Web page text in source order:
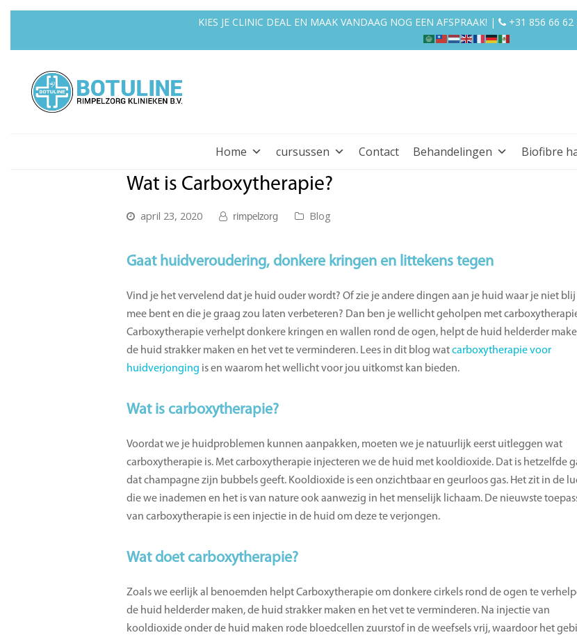
KIES JE CLINIC DEAL EN MAAK VANDAAG NOG EEN AFSPRAAK! | +31 856 66 62
Home cursussen Contact Behandelingen Biofibre
Wat is Carboxytherapie?
april 23, 2020 rimpelzorg Blog
Gaat huidveroudering, donkere kringen en littekens tegen
Vind je het vervelend dat je huid ouder wordt? Of zie je andere dingen aan je huid waar je niet blij
mee bent en die je graag zou laten verbeteren? Dan ben je wellicht geholpen met
Carboxytherapie verhelpt donkere kringen en wallen rond de ogen, helpt de huid helderder
de huid strakker maken en het vet te verminderen. Lees in dit blog watcarboxytherapie voor
huidverjonging is en waarom het wellicht voor jou uitkomst kan bieden.
Wat is carboxytherapie?
Voordat we je huidproblemen kunnen aanpakken, moeten we je natuurlijk eerst uitleggen wat
carboxytherapie is. Met carboxytherapie injecteren we de huid met kooldioxide. Dat is hetzelfde
dat champagne zijn bubbels geeft. Kooldioxide is een onzichtbaar en geurloos gas. Het zit in de
die we inademen en het is van nature ook aanwezig in het menselijk lichaam. De nieuwste
van carboxytherapie is een injectie in de huid om deze te verjongen.
Wat doet carboxytherapie?
Zoals we eerlijk al benoemden helpt Carboxytherapie om donkere cirkels rond de ogen te
de huid helderder maken, de huid strakker maken en het vet te verminderen. Na injectie van
kooldioxide onder de huid maken rode bloedcellen zuurstof in de weefsels vrij, waardoor het